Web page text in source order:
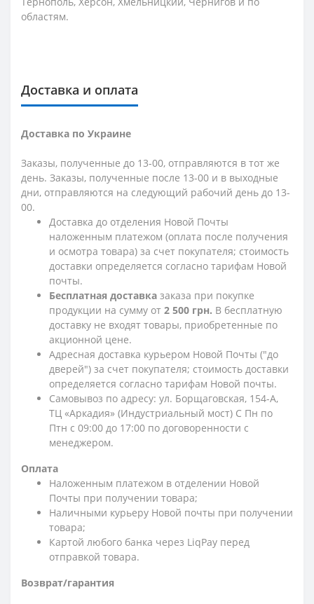
областям.
Доставка и оплата
Доставка по Украине
Заказы, полученные до 13-00, отправляются в тот же
день. Заказы, полученные после 13-00 и в выходные
дни, отправляются на следующий рабочий день до 13-
00.
Доставка до отделения Новой Почты
наложенным платежом (оплата после получения
и осмотра товара) за счет покупателя; стоимость
доставки определяется согласно тарифам Новой
почты.
Бесплатная доставка заказа при покупке
продукции на сумму от 2 500 грн. В бесплатную
доставку не входят товары, приобретенные по
акционной цене.
Адресная доставка курьером Новой Почты ("до
дверей") за счет покупателя; стоимость доставки
определяется согласно тарифам Новой почты.
Самовывоз по адресу: ул. Борщаговская, 154-А,
ТЦ «Аркадия» (Индустриальный мост) С Пн по
Птн с 09:00 до 17:00 по договоренности с
менеджером.
Оплата
Наложенным платежом в отделении Новой
Почты при получении товара;
Наличными курьеру Новой почты при получении
товара;
Картой любого банка через LiqPay перед
отправкой товара.
Возврат/гарантия